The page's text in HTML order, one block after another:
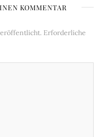
KOMMENTAR
Erforderliche